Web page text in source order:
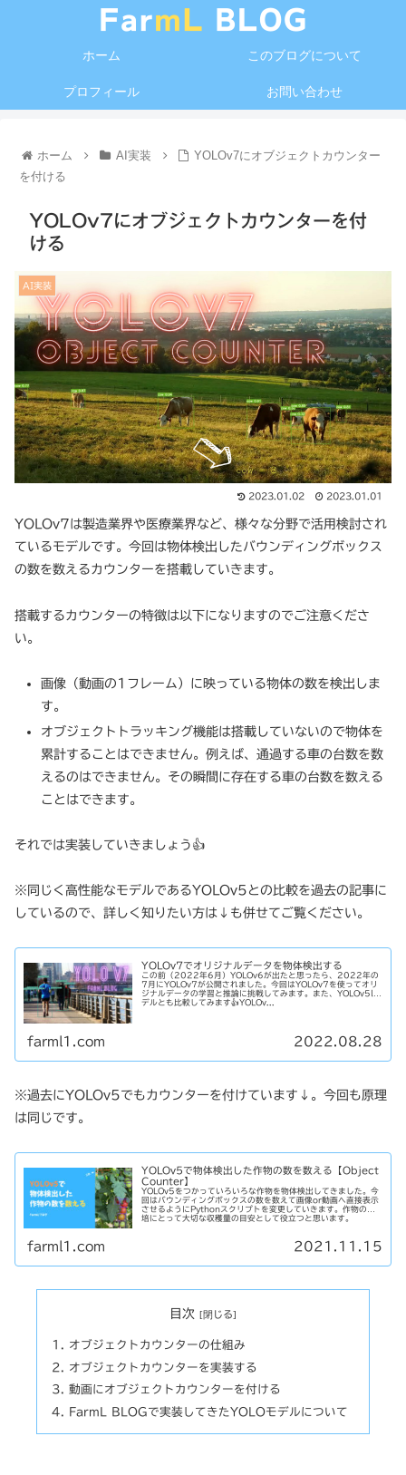
ホーム このブログについて
プロフィール お問い合わせ
ホーム AI実装
YOLOv7にオブジェクトカウンター
を付ける
YOLOv7にオブジェクトカウンターを付
ける
AI実装
2023.01.02 2023.01.01
YOLOv7は製造業界や医療業界など、様々な分野で活用検討され
ているモデルです。今回は物体検出したバウンディングボックス
の数を数えるカウンターを搭載していきます。
搭載するカウンターの特徴は以下になりますのでご注意くださ
い。
画像（動画の1フレーム）に映っている物体の数を検出しま
す。
オブジェクトトラッキング機能は搭載していないので物体を
累計することはできません。例えば、通過する車の台数を数
えるのはできません。その瞬間に存在する車の台数を数える
ことはできます。
それでは実装していきましょう👍
※同じく高性能なモデルであるYOLOv5との比較を過去の記事に
しているので、詳しく知りたい方は↓も併せてご覧ください。
YOLOv7でオリジナルデータを物体検出する
この前（2022年6月）YOLOv6が出たと思ったら、2022年の
7月にYOLOv7が公開されました。今回はYOLOv7を使ってオリ
ジナルデータの学習と推論に挑戦してみます。また、YOLOv5lモ
デルとも比較してみます👍YOLOv...
farml1.com 2022.08.28
※過去にYOLOv5でもカウンターを付けています↓。今回も原理
は同じです。
YOLOv5で物体検出した作物の数を数える【Object
Counter】
YOLOv5をつかっていろいろな作物を物体検出してきました。今
回はバウンディングボックスの数を数えて画像or動画へ直接表示
させるようにPythonスクリプトを変更していきます。作物の栽
培にとって大切な収穫量の目安として役立つと思います。
farml1.com 2021.11.15
目次
オブジェクトカウンターの仕組み
オブジェクトカウンターを実装する
動画にオブジェクトカウンターを付ける
FarmL BLOGで実装してきたYOLOモデルについて